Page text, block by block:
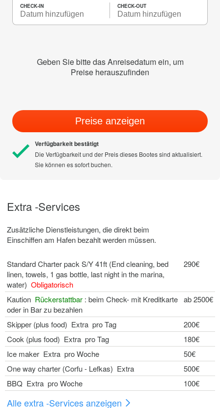
CHECK-IN CHECK-OUT
Geben Sie bitte das Anreisedatum ein, um
Preise herauszufinden
Preise anzeigen
Verfügbarkeit bestätigt
Die Verfügbarkeit und der Preis dieses Bootes sind aktualisiert.
Sie können es sofort buchen.
Extra -Services
Zusätzliche Dienstleistungen, die direkt beim
Einschiffen am Hafen bezahlt werden müssen.
Standard Charter pack S/Y 41ft (End cleaning, bed
linen, towels, 1 gas bottle, last night in the marina,
water) Obligatorisch
290€
Kaution Rückerstattbar : beim Check- mit Kreditkarte
oder in Bar zu bezahlen
ab 2500€
Skipper (plus food) Extra pro Tag
200€
Cook (plus food) Extra pro Tag
180€
Ice maker Extra pro Woche
50€
One way charter (Corfu - Lefkas) Extra
500€
BBQ Extra pro Woche
100€
Alle extra -Services anzeigen